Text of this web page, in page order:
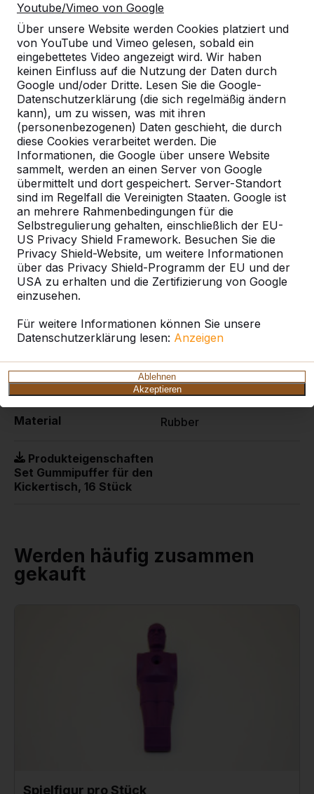
Youtube/Vimeo von Google
Über unsere Website werden Cookies platziert und
von YouTube und Vimeo gelesen, sobald ein
eingebettetes Video angezeigt wird. Wir haben
keinen Einfluss auf die Nutzung der Daten durch
Google und/oder Dritte. Lesen Sie die Google-
Datenschutzerklärung (die sich regelmäßig ändern
kann), um zu wissen, was mit ihren
(personenbezogenen) Daten geschieht, die durch
diese Cookies verarbeitet werden. Die
Informationen, die Google über unsere Website
sammelt, werden an einen Server von Google
übermittelt und dort gespeichert. Server-Standort
sind im Regelfall die Vereinigten Staaten. Google ist
an mehrere Rahmenbedingungen für die
Selbstregulierung gehalten, einschließlich der EU-
US Privacy Shield Framework. Besuchen Sie die
Privacy Shield-Website, um weitere Informationen
über das Privacy Shield-Programm der EU und der
USA zu erhalten und die Zertifizierung von Google
einzusehen.
Für weitere Informationen können Sie unsere
Datenschutzerklärung lesen: Anzeigen
Ablehnen
Akzeptieren
berechnet. Das Paket wird nach Eingang der Zahlung
versendet.
Set Gummipuffer für den
Tischfußballtisch
Dieses Austauschset Gummipuffer ist geeignet für 16
mm Griffstangen. HeBlad verwendet diese
Gummipuffer anstatt Federn für die Outdoor-
Tischfußballtische aus Beton.
Bitte beachten Sie: Um die Gummipuffer aufs Neue
auf die Stange zu schieben, müssen die Griffstangen
unseres Tischfußballspiels demontiert werden.
Hierfür benötigen Sie einen 2,5 mm Sechskant-
Stiftschlüssel. Diesen Schlüssel können Sie auch auf
unserer Website bestellen.
Spezifikationen
Produktcode HB.FB.Bumperset
Material Rubber
Produkteigenschaften
Set Gummipuffer für den
Kickertisch, 16 Stück
Werden häufig zusammen
gekauft
Spielfigur pro Stück